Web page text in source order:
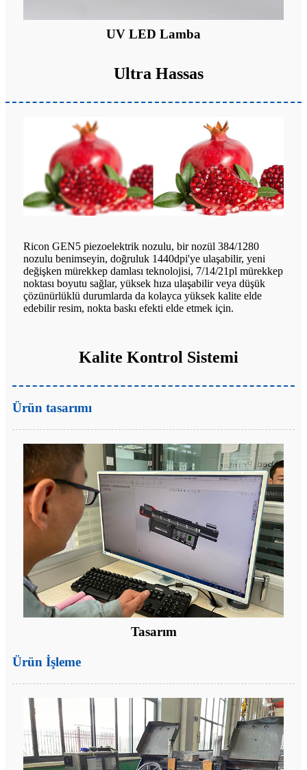
UV LED Lamba
Ultra Hassas
Ricon GEN5 piezoelektrik nozulu, bir nozül 384/1280
nozulu benimseyin, doğruluk 1440dpi'ye ulaşabilir, yeni
değişken mürekkep damlası teknolojisi, 7/14/21pl mürekkep
noktası boyutu sağlar, yüksek hıza ulaşabilir veya düşük
çözünürlüklü durumlarda da kolayca yüksek kalite elde
edebilir resim, nokta baskı efekti elde etmek için.
Kalite Kontrol Sistemi
Ürün tasarımı
Tasarım
Ürün İşleme